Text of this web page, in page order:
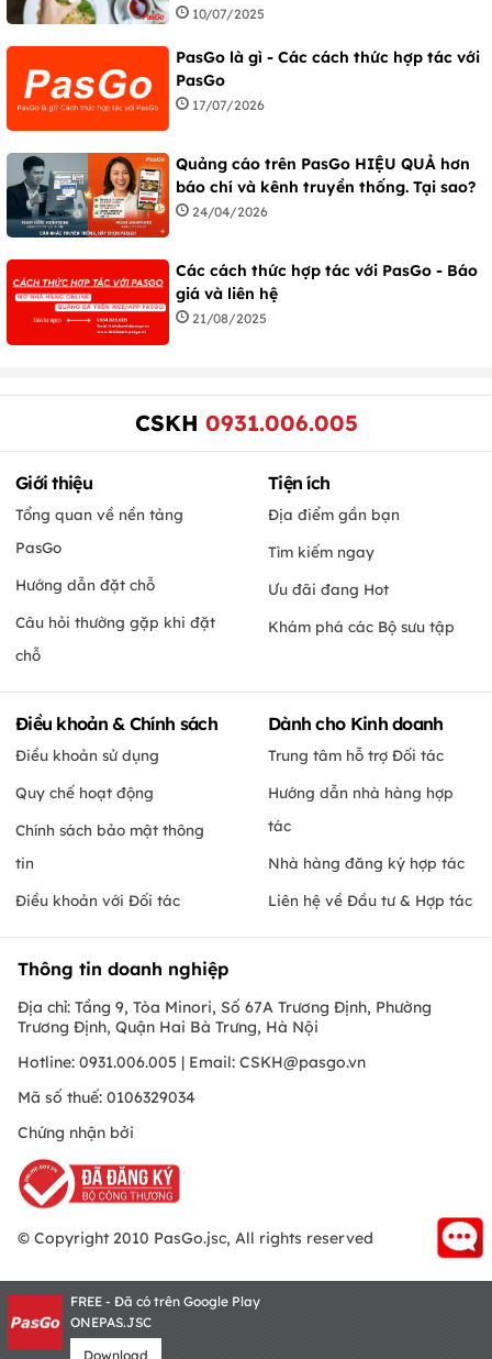
10/07/2025
PasGo là gì - Các cách thức hợp tác với
PasGo
17/07/2026
Quảng cáo trên PasGo HIỆU QUẢ hơn
báo chí và kênh truyền thống. Tại sao?
24/04/2026
Các cách thức hợp tác với PasGo - Báo
giá và liên hệ
21/08/2025
CSKH 0931.006.005
Giới thiệu
Tổng quan về nền tảng
PasGo
Hướng dẫn đặt chỗ
Câu hỏi thường gặp khi đặt
chỗ
Tiện ích
Địa điểm gần bạn
Tìm kiếm ngay
Ưu đãi đang Hot
Khám phá các Bộ sưu tập
Điều khoản & Chính sách
Điều khoản sử dụng
Quy chế hoạt động
Chính sách bảo mật thông
tin
Điều khoản với Đối tác
Dành cho Kinh doanh
Trung tâm hỗ trợ Đối tác
Hướng dẫn nhà hàng hợp
tác
Nhà hàng đăng ký hợp tác
Liên hệ về Đầu tư & Hợp tác
Thông tin doanh nghiệp
Địa chỉ: Tầng 9, Tòa Minori, Số 67A Trương Định, Phường
Trương Định, Quận Hai Bà Trưng, Hà Nội
Hotline: 0931.006.005 | Email: CSKH@pasgo.vn
Mã số thuế: 0106329034
Chứng nhận bởi
© Copyright 2010 PasGo.jsc, All rights reserved
FREE - Đã có trên Google Play
ONEPAS.JSC
Download